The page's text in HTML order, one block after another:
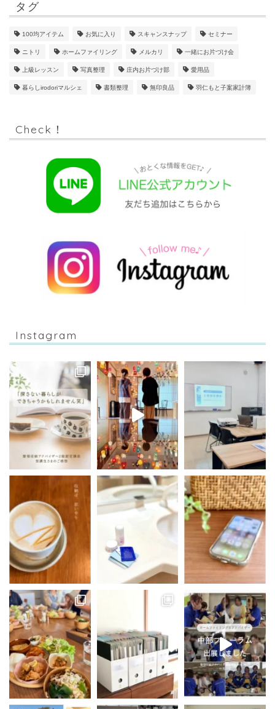
タグ
100均アイテム お気に入り スキャンスナップ セミナー
ニトリ ホームファイリング メルカリ 一緒にお片づけ会
上級レッスン 写真整理 庄内お片づけ部 愛用品
暮らしirodoriマルシェ 書類整理 無印良品 羽仁もと子案家計簿
Check！
Instagram